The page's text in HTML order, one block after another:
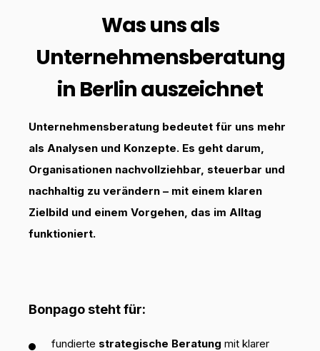
Was uns als
Unternehmensberatung
in Berlin auszeichnet
Unternehmensberatung bedeutet für uns mehr
als Analysen und Konzepte. Es geht darum,
Organisationen nachvollziehbar, steuerbar und
nachhaltig zu verändern – mit einem klaren
Zielbild und einem Vorgehen, das im Alltag
funktioniert.
Bonpago steht für:
fundierte strategische Beratung mit klarer